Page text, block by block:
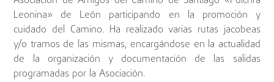
Leonina» de León participando en la promoción y
cuidado del Camino. Ha realizado varias rutas jacobeas
y/o tramos de las mismas, encargándose en la actualidad
de la organización y documentación de las salidas
programadas por la Asociación.